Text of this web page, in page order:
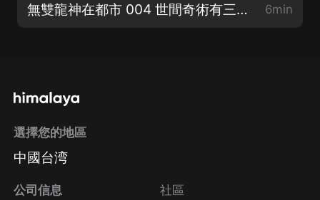
無雙龍神在都市 004 世間奇術有三（上） 6min
選擇您的地區
中國台湾
公司信息 社區